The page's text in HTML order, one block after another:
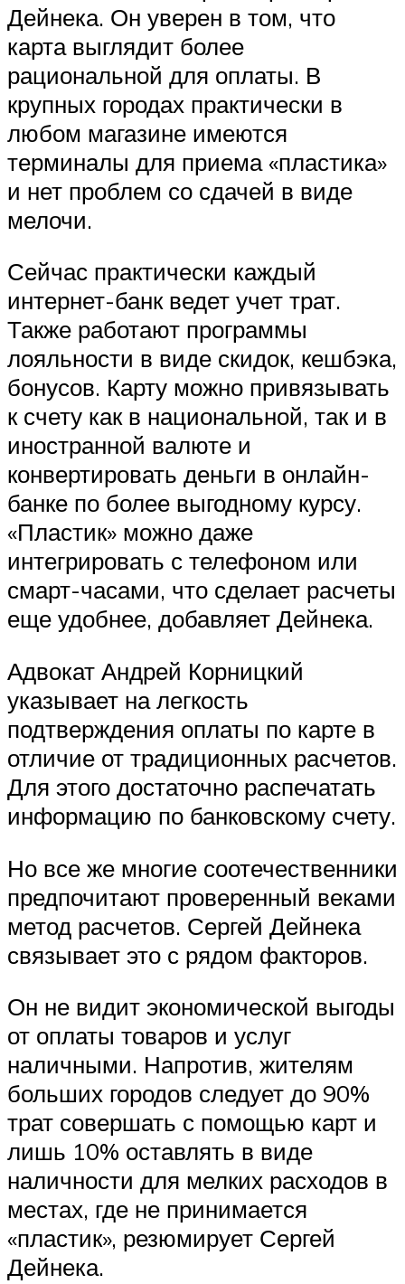
Дейнека. Он уверен в том, что
карта выглядит более
рациональной для оплаты. В
крупных городах практически в
любом магазине имеются
терминалы для приема «пластика»
и нет проблем со сдачей в виде
мелочи.
Сейчас практически каждый
интернет-банк ведет учет трат.
Также работают программы
лояльности в виде скидок, кешбэка,
бонусов. Карту можно привязывать
к счету как в национальной, так и в
иностранной валюте и
конвертировать деньги в онлайн-
банке по более выгодному курсу.
«Пластик» можно даже
интегрировать с телефоном или
смарт-часами, что сделает расчеты
еще удобнее, добавляет Дейнека.
Адвокат Андрей Корницкий
указывает на легкость
подтверждения оплаты по карте в
отличие от традиционных расчетов.
Для этого достаточно распечатать
информацию по банковскому счету.
Но все же многие соотечественники
предпочитают проверенный веками
метод расчетов. Сергей Дейнека
связывает это с рядом факторов.
Он не видит экономической выгоды
от оплаты товаров и услуг
наличными. Напротив, жителям
больших городов следует до 90%
трат совершать с помощью карт и
лишь 10% оставлять в виде
наличности для мелких расходов в
местах, где не принимается
«пластик», резюмирует Сергей
Дейнека.